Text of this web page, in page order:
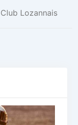
Lozannais